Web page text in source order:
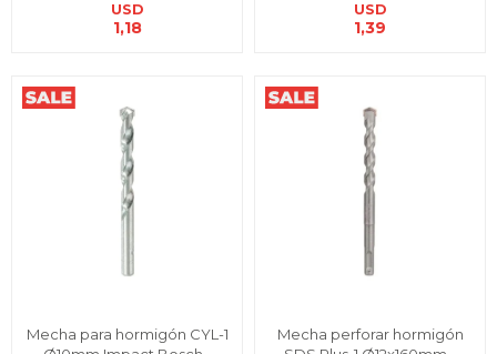
USD
1,18
USD
1,39
Mecha para hormigón CYL-1
Mecha perforar hormigón